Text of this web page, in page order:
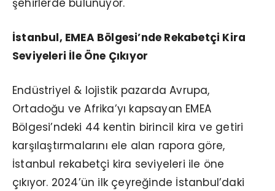
şehirlerde bulunuyor.
İstanbul, EMEA Bölgesi’nde Rekabetçi Kira
Seviyeleri İle Öne Çıkıyor
Endüstriyel & lojistik pazarda Avrupa,
Ortadoğu ve Afrika’yı kapsayan EMEA
Bölgesi’ndeki 44 kentin birincil kira ve getiri
karşılaştırmalarını ele alan rapora göre,
İstanbul rekabetçi kira seviyeleri ile öne
çıkıyor. 2024’ün ilk çeyreğinde İstanbul’daki